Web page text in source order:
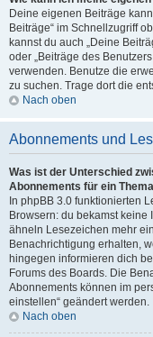
Deine eigenen Beiträge
Beiträge“ im Schnellzugriff
kannst du auch „Deine
oder „Beiträge des
verwenden. Benutze die
zu suchen. Trage dort die
Nach oben
Abonnements und
Was ist der Unterschied
Abonnements für ein
In phpBB 3.0 funktionierten
Browsern: du bekamst
ähneln Lesezeichen mehr
Benachrichtigung erhalten,
hingegen informieren dich
Forums des Boards. Die
Abonnements können im
einstellen“ geändert werden.
Nach oben